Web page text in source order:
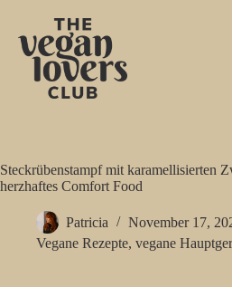
springen
Steckrübenstampf mit karamellisierten
herzhaftes Comfort Food
Patricia
November 17,
Vegane Rezepte, vegane